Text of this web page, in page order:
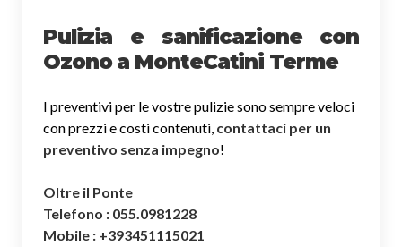
Pulizia e sanificazione con
Ozono a MonteCatini Terme
I preventivi per le vostre pulizie sono sempre veloci
con prezzi e costi contenuti, contattaci per un
preventivo senza impegno!
Oltre il Ponte
Telefono : 055.0981228
Mobile : +393451115021